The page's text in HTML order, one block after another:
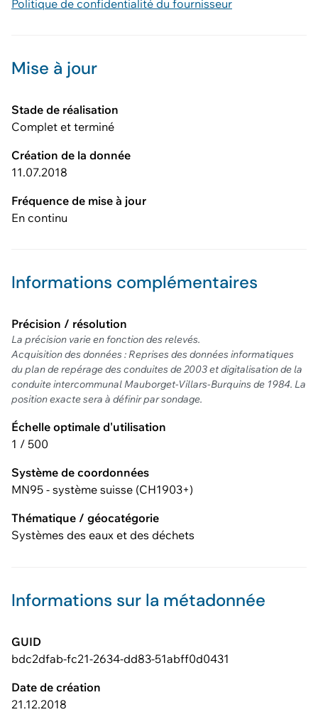
Politique de confidentialité du fournisseur
Mise à jour
Stade de réalisation
Complet et terminé
Création de la donnée
11.07.2018
Fréquence de mise à jour
En continu
Informations complémentaires
Précision / résolution
La précision varie en fonction des relevés.
Acquisition des données : Reprises des données informatiques
du plan de repérage des conduites de 2003 et digitalisation de la
conduite intercommunal Mauborget-Villars-Burquins de 1984. La
position exacte sera à définir par sondage.
Échelle optimale d'utilisation
1 / 500
Système de coordonnées
MN95 - système suisse (CH1903+)
Thématique / géocatégorie
Systèmes des eaux et des déchets
Informations sur la métadonnée
GUID
bdc2dfab-fc21-2634-dd83-51abff0d0431
Date de création
21.12.2018